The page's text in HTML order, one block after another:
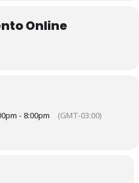
Online
- 8:00pm (GMT-03:00)